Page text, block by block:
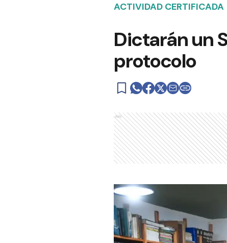
ACTIVIDAD CERTIFICADA
Dictarán un
protocolo
Ads